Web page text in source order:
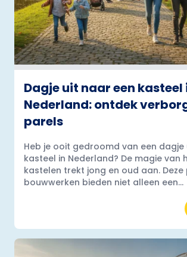
Dagje uit naar een kasteel
Nederland: ontdek
parels
Heb je ooit gedroomd van een dagje
kasteel in Nederland? De magie van
kastelen trekt jong en oud aan.
bouwwerken bieden niet alleen een...